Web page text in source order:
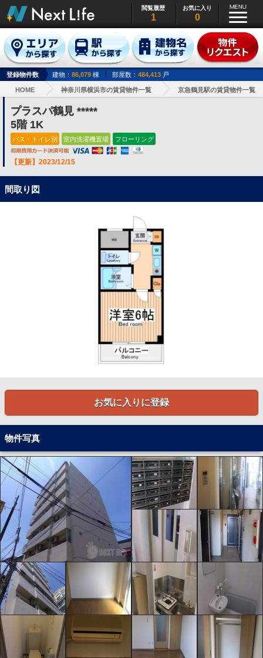
閲覧履歴
1
お気に入り
0
登録物件数 建物： 86,079 棟 部屋数： 484,413 戸
HOME 神奈川県横浜市の賃貸物件一覧 京急鶴見駅の賃貸物件一覧
プラスパ鶴見 *****
5階 1K
バス・トイレ別 室内洗濯機置場 フローリング
【更新】2023/12/15
間取り図
お気に入りに登録
物件写真